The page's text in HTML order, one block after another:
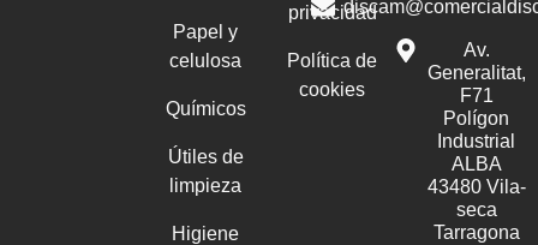
Papel y
celulosa
Químicos
Útiles de
limpieza
Higiene
privacidad
Política de
cookies
Av.
Generalitat,
F71
Polígon
Industrial
ALBA
43480 Vila-
seca
Tarragona